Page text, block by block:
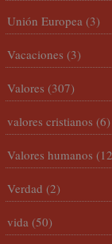
Unión Europea (3)
Vacaciones (3)
Valores (307)
valores cristianos (6)
Valores humanos
Verdad (2)
vida (50)